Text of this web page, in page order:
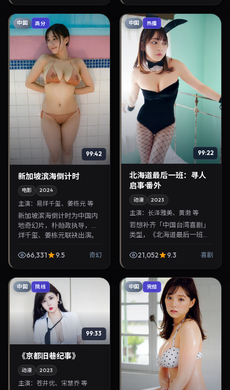
中国 高分
99:42
新加坡滨海倒计时
电影 2024
主演： 易烊千玺、姜栋元 等
新加坡滨海倒计时为中国内
地奇幻片，朴勋政执导，易
烊千玺、姜栋元联袂出演。
性抉择与反转，推荐给关注
66,331 9.5 奇幻
中国 热播
99:22
北海道最后一班：寻人
启事·番外
动漫 2023
主演：长泽雅美、黄渤 等
若想补齐「中国台湾喜剧」
类型，《北海道最后一班：
王家卫导演，长泽雅美、黄
21,052 9.3 喜剧
中国 院线
99:33
《京都旧巷纪事》
动漫 2023
主演： 苍井优、宋慧乔 等
中国 完结